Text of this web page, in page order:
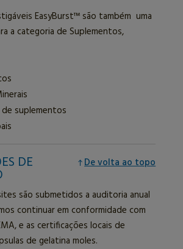
EasyBurst™ são também uma
a categoria de Suplementos,
suplementos
De volta ao topo
DE
são submetidos a auditoria anual
continuar em conformidade com
e as certificações locais de
de gelatina moles.